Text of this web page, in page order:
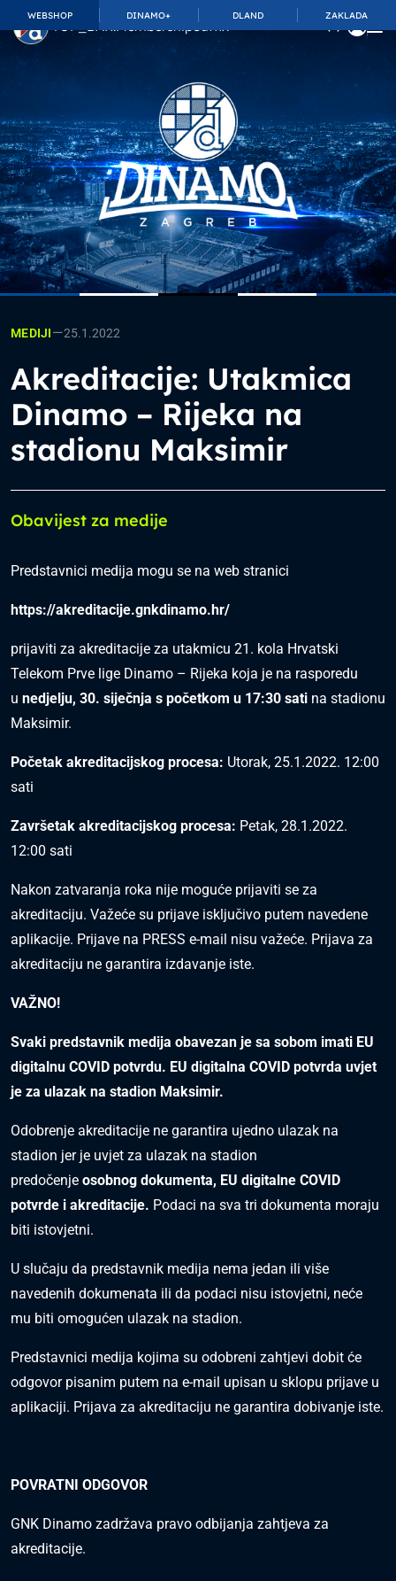
WEBSHOP DINAMO+ DLAND ZAKLADA
TOP_BAR.MembershipSuffix
MEDIJI—25.1.2022
Akreditacije: Utakmica
Dinamo – Rijeka na
stadionu Maksimir
Obavijest za medije
Predstavnici medija mogu se na web stranici
https://akreditacije.gnkdinamo.hr/
prijaviti za akreditacije za utakmicu 21. kola Hrvatski
Telekom Prve lige Dinamo – Rijeka koja je na rasporedu
u nedjelju, 30. siječnja s početkom u 17:30 sati na stadionu
Maksimir.
Početak akreditacijskog procesa: Utorak, 25.1.2022. 12:00
sati
Završetak akreditacijskog procesa: Petak, 28.1.2022.
12:00 sati
Nakon zatvaranja roka nije moguće prijaviti se za
akreditaciju. Važeće su prijave isključivo putem navedene
aplikacije. Prijave na PRESS e-mail nisu važeće. Prijava za
akreditaciju ne garantira izdavanje iste.
VAŽNO!
Svaki predstavnik medija obavezan je sa sobom imati EU
digitalnu COVID potvrdu. EU digitalna COVID potvrda uvjet
je za ulazak na stadion Maksimir.
Odobrenje akreditacije ne garantira ujedno ulazak na
stadion jer je uvjet za ulazak na stadion
predočenje osobnog dokumenta, EU digitalne COVID
potvrde i akreditacije. Podaci na sva tri dokumenta moraju
biti istovjetni.
U slučaju da predstavnik medija nema jedan ili više
navedenih dokumenata ili da podaci nisu istovjetni, neće
mu biti omogućen ulazak na stadion.
Predstavnici medija kojima su odobreni zahtjevi dobit će
odgovor pisanim putem na e-mail upisan u sklopu prijave u
aplikaciji. Prijava za akreditaciju ne garantira dobivanje iste.
POVRATNI ODGOVOR
GNK Dinamo zadržava pravo odbijanja zahtjeva za
akreditacije.